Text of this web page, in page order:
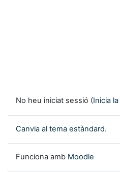
No heu iniciat sessió (Inicia
Canvia al tema estàndard.
Funciona amb Moodle